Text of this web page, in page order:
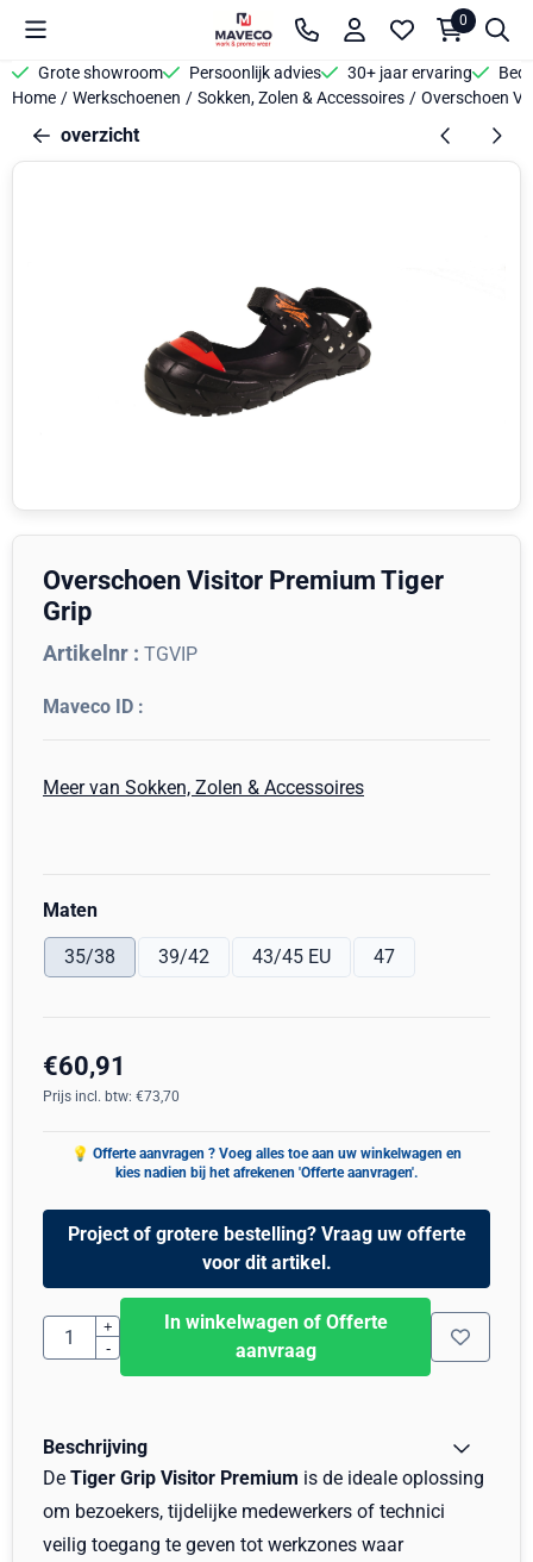
Cookievoorkeuren zijn beschikbaar. Kies instellingen of sta alle
0
Grote showroom Persoonlijk advies 30+ jaar ervaring
Home / Werkschoenen / Sokken, Zolen & Accessoires / Overschoen
overzicht
Overschoen Visitor Premium Tiger
Grip
Artikelnr : TGVIP
Maak een keuze voor
Maten
35/38 39/42 43/45 EU 47
€60,91
Prijs incl. btw: €73,70
Project of grotere bestelling? Vraag uw offerte
voor dit artikel.
Aantal
+
-
In winkelwagen of Offerte
aanvraag
Beschrijving
De Tiger Grip Visitor Premium is de ideale oplossing
om bezoekers, tijdelijke medewerkers of technici
veilig toegang te geven tot werkzones waar
Meer van Sokken, Zolen & Accessoires